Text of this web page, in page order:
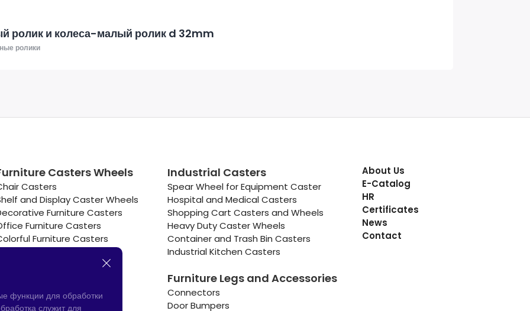
ролик и колеса-малый ролик d 32mm
ролики
Casters Wheels
Casters
and Display Caster Wheels
Furniture Casters
Furniture Casters
Furniture Casters
Industrial Casters
Spear Wheel for Equipment Caster
Hospital and Medical Casters
Shopping Cart Casters and Wheels
Heavy Duty Caster Wheels
Container and Trash Bin Casters
Industrial Kitchen Casters
Furniture Legs and Accessories
Connectors
Door Bumpers
About Us
E-Catalog
HR
Certificates
News
Contact
функции для обработки
служит для